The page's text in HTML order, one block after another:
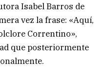
Isabel Barros de
vez la frase: «Aquí,
Correntino»,
que posteriormente